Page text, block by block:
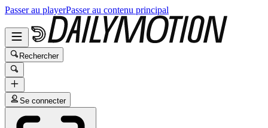
Passer au playerPasser au contenu principal
Rechercher
Se connecter